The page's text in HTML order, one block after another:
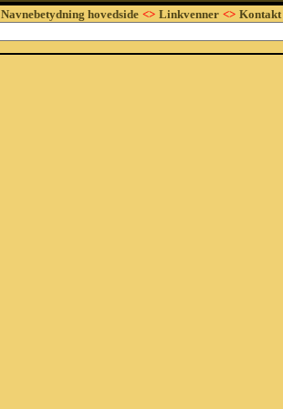
Navnebetydning hovedside <> Linkvenner <> Kontakt